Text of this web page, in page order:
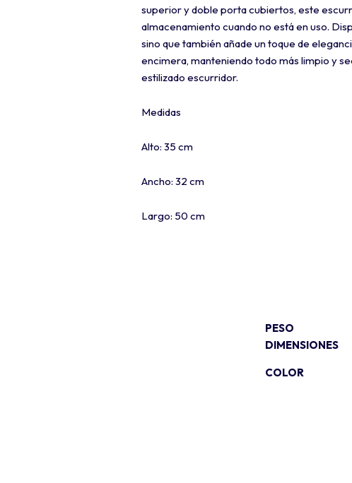
superior y doble porta cubiertos, este
almacenamiento cuando no está en uso.
sino que también añade un toque de
encimera, manteniendo todo más limpio y
estilizado escurridor.
Medidas
Alto: 35 cm
Ancho: 32 cm
Largo: 50 cm
PESO
DIMENSIONES
COLOR